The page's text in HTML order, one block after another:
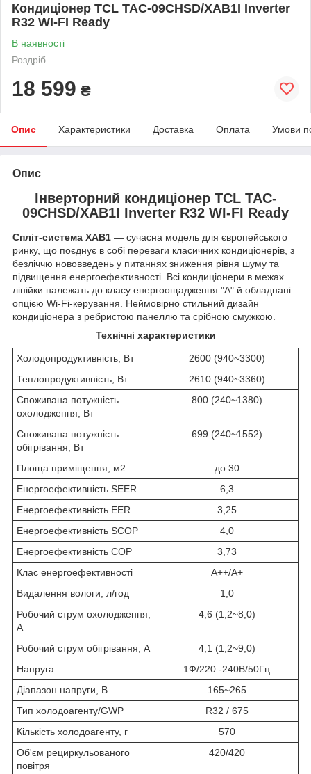
Кондиціонер TCL TAC-09CHSD/XAB1I Inverter
R32 WI-FI Ready
В наявності
Роздріб
18 599 ₴
Опис Характеристики Доставка Оплата Умови
Опис
Інверторний кондиціонер TCL TAC-
09CHSD/XAB1I Inverter R32 WI-FI Ready
Спліт-система XAB1 — сучасна модель для європейського
ринку, що поєднує в собі переваги класичних кондиціонерів, з
безліччю нововведень у питаннях зниження рівня шуму та
підвищення енергоефективності. Всі кондиціонери в межах
лінійки належать до класу енергоощадження "А" й обладнані
опцією Wi-Fi-керування. Неймовірно стильний дизайн
кондиціонера з ребристою панеллю та срібною смужкою.
Технічні характеристики
Холодопродуктивність, Вт
2600 (940~3300)
Теплопродуктивність, Вт
2610 (940~3360)
Споживана потужність
охолодження, Вт
800 (240~1380)
Споживана потужність
обігрівання, Вт
699 (240~1552)
Площа приміщення, м2
до 30
Енергоефективність SEER
6,3
Енергоефективність EER
3,25
Енергоефективність SCOP
4,0
Енергоефективність COP
3,73
Клас енергоефективності
А++/А+
Видалення вологи, л/год
1,0
Робочий струм охолодження,
А
4,6 (1,2~8,0)
Робочий струм обігрівання, А
4,1 (1,2~9,0)
Напруга
1Ф/220 -240В/50Гц
Діапазон напруги, В
165~265
Тип холодоагенту/GWP
R32 / 675
Кількість холодоагенту, г
570
Об'єм рециркульованого
повітря
420/420